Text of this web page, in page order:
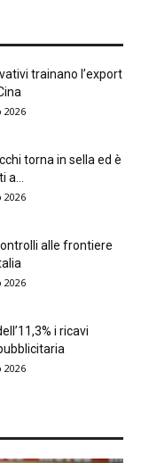
trainano l’export
2026
torna in sella ed è
a...
2026
alle frontiere
2026
i ricavi
2026